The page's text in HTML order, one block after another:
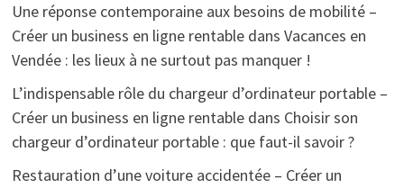
Une réponse contemporaine aux besoins de mobilité –
Créer un business en ligne rentabledans Vacances en
Vendée : les lieux à ne surtout pas manquer !
L’indispensable rôle du chargeur d’ordinateur portable –
Créer un business en ligne rentabledans Choisir son
chargeur d’ordinateur portable : que faut-il savoir ?
Restauration d’une voiture accidentée – Créer un